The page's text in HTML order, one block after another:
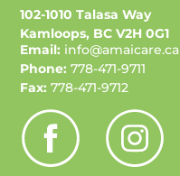
102-1010 Talasa Way
Kamloops, BC V2H 0G1
Email: info@amaicare.ca
Phone: 778-471-9711
Fax: 778-471-9712